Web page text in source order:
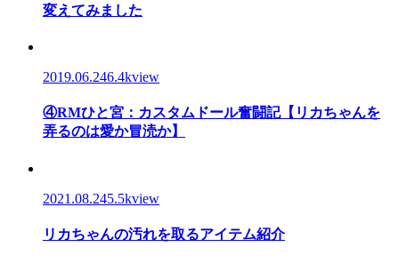
変えてみました
2019.06.246.4kview
④RMひと宮：カスタムドール奮闘記【リカちゃんを
弄るのは愛か冒涜か】
2021.08.245.5kview
リカちゃんの汚れを取るアイテム紹介